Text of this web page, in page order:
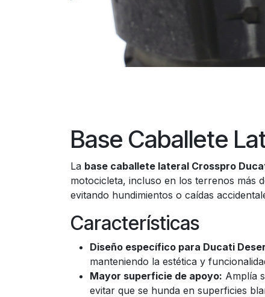
Base Caballete
La base caballete lateral Crosspro
motocicleta, incluso en los terrenos más
evitando hundimientos o caídas
Características
Diseño específico para Ducati
manteniendo la estética y
Mayor superficie de apoyo: Amplía
evitar que se hunda en superficies